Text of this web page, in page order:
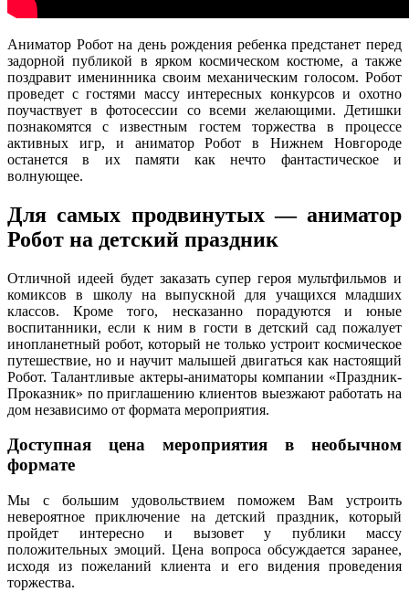
Аниматор Робот на день рождения ребенка предстанет перед
задорной публикой в ярком космическом костюме, а также
поздравит именинника своим механическим голосом. Робот
проведет с гостями массу интересных конкурсов и охотно
поучаствует в фотосессии со всеми желающими. Детишки
познакомятся с известным гостем торжества в процессе
активных игр, и аниматор Робот в Нижнем Новгороде
останется в их памяти как нечто фантастическое и
волнующее.
Для самых продвинутых — аниматор
Робот на детский праздник
Отличной идеей будет заказать супер героя мультфильмов и
комиксов в школу на выпускной для учащихся младших
классов. Кроме того, несказанно порадуются и юные
воспитанники, если к ним в гости в детский сад пожалует
инопланетный робот, который не только устроит космическое
путешествие, но и научит малышей двигаться как настоящий
Робот. Талантливые актеры-аниматоры компании «Праздник-
Проказник» по приглашению клиентов выезжают работать на
дом независимо от формата мероприятия.
Доступная цена мероприятия в необычном
формате
Мы с большим удовольствием поможем Вам устроить
невероятное приключение на детский праздник, который
пройдет интересно и вызовет у публики массу
положительных эмоций. Цена вопроса обсуждается заранее,
исходя из пожеланий клиента и его видения проведения
торжества.